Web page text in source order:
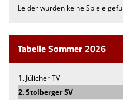
Leider wurden keine Spiele
Tabelle Sommer 2026
1. Jülicher TV
2. Stolberger SV